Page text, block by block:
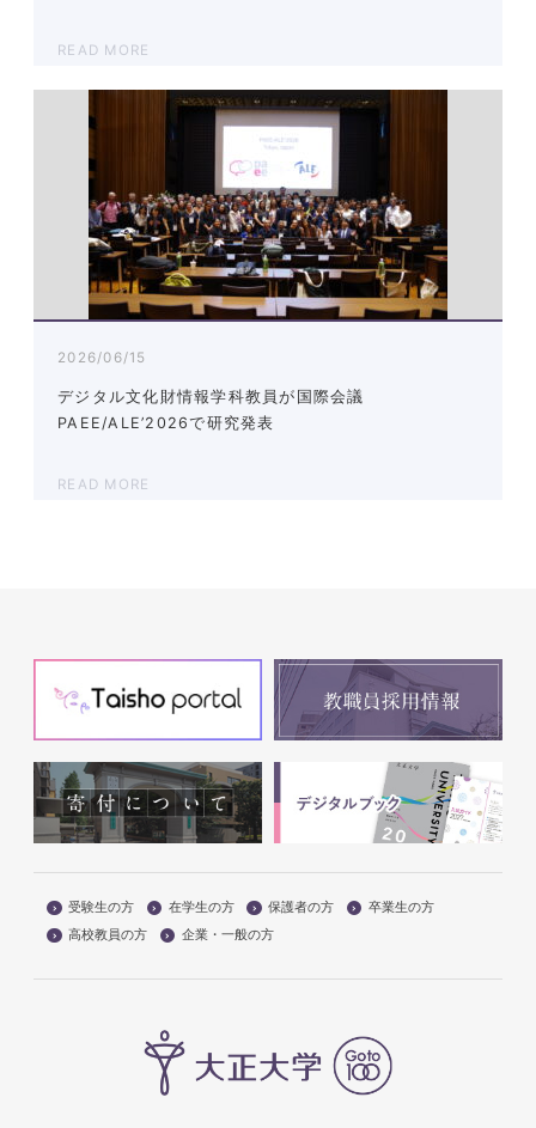
READ MORE
2026/06/15
デジタル文化財情報学科教員が国際会議
PAEE/ALE’2026で研究発表
READ MORE
受験生の方 在学生の方 保護者の方
卒業生の方
高校教員の方
企業・一般の方